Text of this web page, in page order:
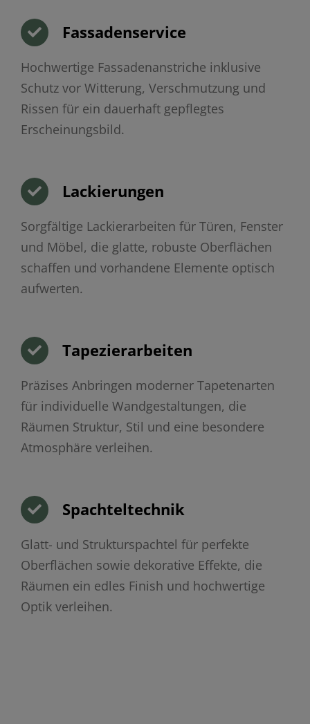
Fassadenservice
Hochwertige Fassadenanstriche inklusive
Schutz vor Witterung, Verschmutzung und
Rissen für ein dauerhaft gepflegtes
Erscheinungsbild.
Lackierungen
Sorgfältige Lackierarbeiten für Türen, Fenster
und Möbel, die glatte, robuste Oberflächen
schaffen und vorhandene Elemente optisch
aufwerten.
Tapezierarbeiten
Präzises Anbringen moderner Tapetenarten
für individuelle Wandgestaltungen, die
Räumen Struktur, Stil und eine besondere
Atmosphäre verleihen.
Spachteltechnik
Glatt- und Strukturspachtel für perfekte
Oberflächen sowie dekorative Effekte, die
Räumen ein edles Finish und hochwertige
Optik verleihen.